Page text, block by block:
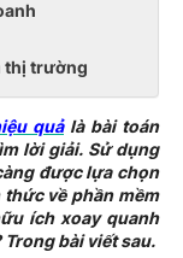
thị trường
quảlà bài toán
lời giải. Sử dụng
được lựa chọn
về phần mềm
ích xoay quanh
Trong bài viết sau.